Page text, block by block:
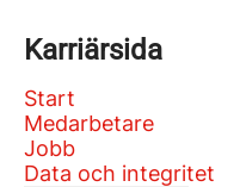
Karriärsida
Start
Medarbetare
Jobb
Data och integritet